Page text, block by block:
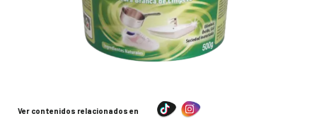
Ver contenidos relacionados en